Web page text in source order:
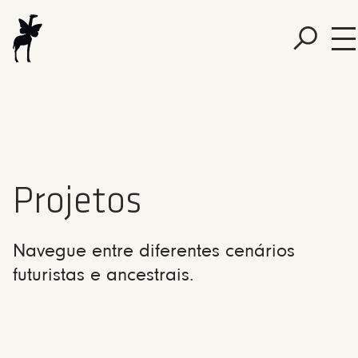
Projetos
Navegue entre diferentes cenários
futuristas e ancestrais.